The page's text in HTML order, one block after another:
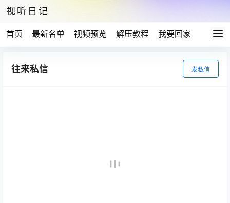
视听日记
首页 最新名单 视频预览 解压教程 我要回家
往来私信 发私信